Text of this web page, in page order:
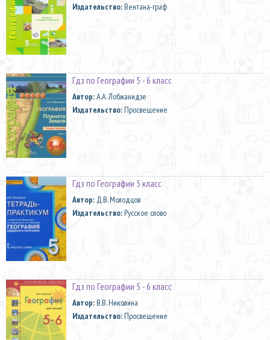
Издательство: Вентана-граф
Гдз по Географии 5 - 6 класс
Автор:А.А. Лобжанидзе
Издательство:Просвещение
Гдз по Географии 5 класс
Автор: Д.В. Молодцов
Издательство:Русское слово
Гдз по Географии 5 - 6 класс
Автор:В.В. Николина
Издательство:Просвещение